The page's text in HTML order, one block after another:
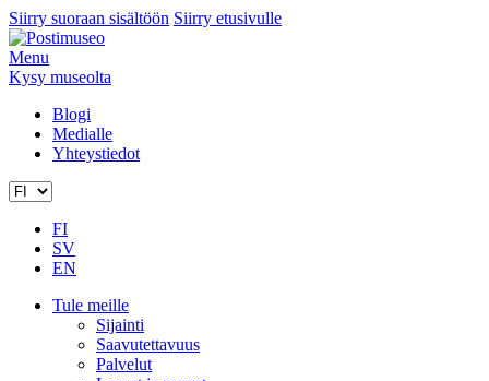
Siirry suoraan sisältöön Siirry etusivulle
Menu
Kysy museolta
Blogi
Medialle
Yhteystiedot
FI
SV
EN
Tule meille
Sijainti
Saavutettavuus
Palvelut